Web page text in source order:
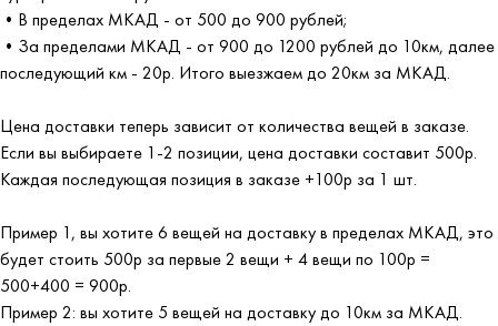
•В пределах МКАД - от 500 до 900 рублей;
•За пределами МКАД - от 900 до 1200 рублей до 10км, далее
последующий км - 20р. Итого выезжаем до 20км за МКАД.
Цена доставки теперь зависит от количества вещей в заказе.
Если вы выбираете 1-2 позиции, цена доставки составит 500р.
Каждая последующая позиция в заказе +100р за 1 шт.
Пример 1, вы хотите 6 вещей на доставку в пределах МКАД, это
будет стоить 500р за первые 2 вещи + 4 вещи по 100р =
500+400 = 900р.
Пример 2: вы хотите 5 вещей на доставку до 10км за МКАД.